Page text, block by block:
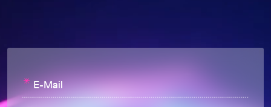
* E-Mail